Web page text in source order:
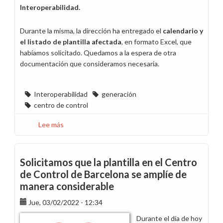
Interoperabilidad.
Durante la misma, la dirección ha entregado el calendario y
el listado de plantilla afectada, en formato Excel, que
habíamos solicitado. Quedamos a la espera de otra
documentación que consideramos necesaria.
Interoperabilidad
generación
centro de control
Lee más
Calendarios
Interoperabilidad
Generación
Solicitamos que la plantilla en el Centro
de Control de Barcelona se amplíe de
manera considerable
Jue, 03/02/2022 - 12:34
Durante el día de hoy